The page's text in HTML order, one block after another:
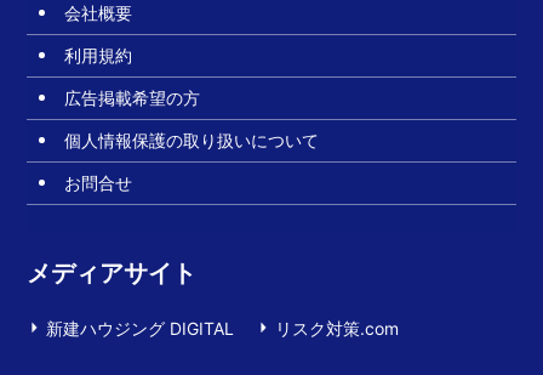
会社概要
利用規約
広告掲載希望の方
個人情報保護の取り扱いについて
お問合せ
メディアサイト
新建ハウジング DIGITAL リスク対策.com